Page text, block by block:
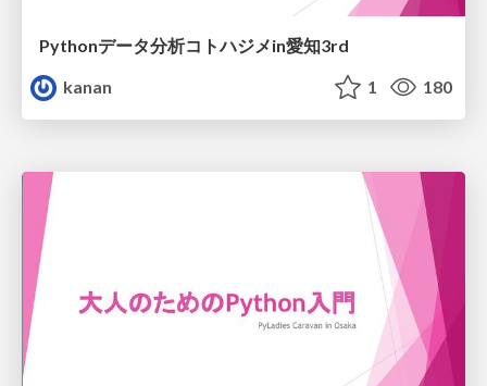
Pythonデータ分析コトハジメin愛知3rd
kanan
1 180